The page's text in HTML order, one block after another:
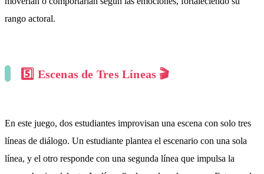
rango actoral.
5️⃣ Escenas de Tres Líneas 🎬
En este juego, dos estudiantes improvisan una escena con solo tres
líneas de diálogo. Un estudiante plantea el escenario con una sola
línea, y el otro responde con una segunda línea que impulsa la